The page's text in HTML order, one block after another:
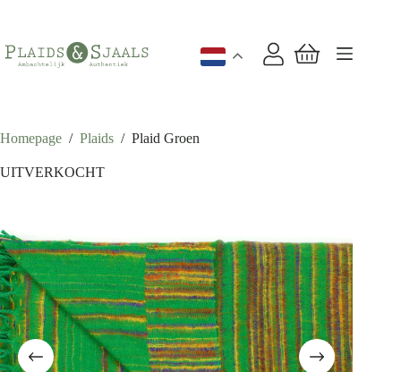
inhoud
Winkelwagen
Homepage / Plaids / Plaid Groen
UITVERKOCHT